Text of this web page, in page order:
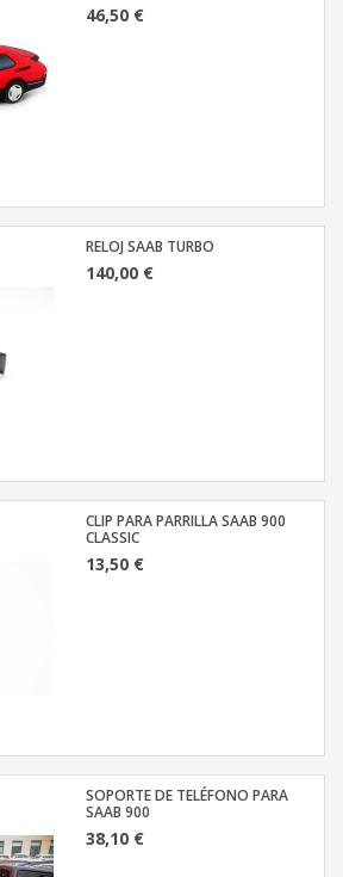
46,50 €
RELOJ SAAB TURBO
140,00 €
CLIP PARA PARRILLA SAAB 900
CLASSIC
13,50 €
SOPORTE DE TELÉFONO PARA
SAAB 900
38,10 €